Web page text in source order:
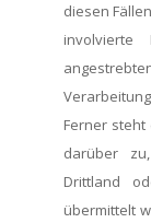
diesen
Ferner
darüber
Drittland
übermittelt